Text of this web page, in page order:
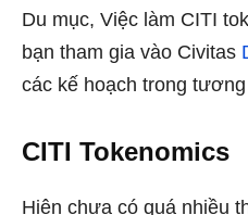
Du mục, Việc làm CITI
bạn tham gia vào Civitas
các kế hoạch trong
CITI Tokenomics
Hiện chưa có quá nhiều